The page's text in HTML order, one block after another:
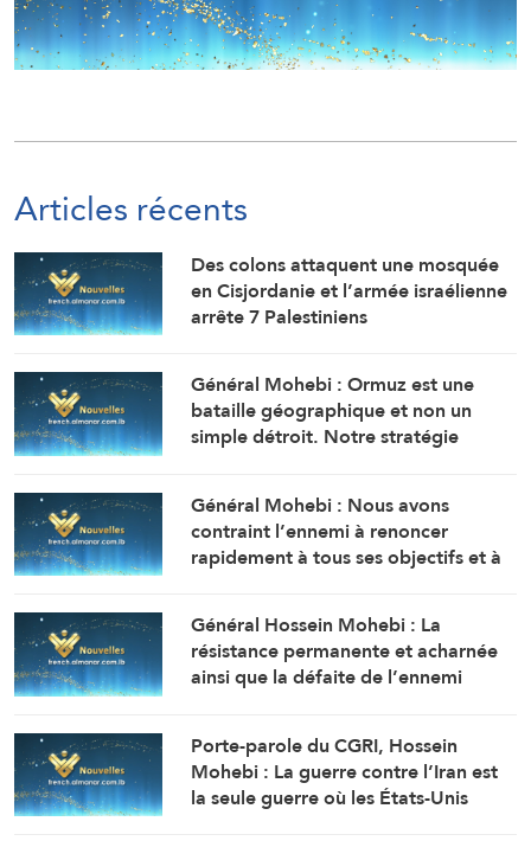
Articles récents
Des colons attaquent une mosquée
en Cisjordanie et l’armée israélienne
arrête 7 Palestiniens
Général Mohebi : Ormuz est une
bataille géographique et non un
simple détroit. Notre stratégie
contrôle jusqu’à ce que l’ennemi
accepte toutes nos conditions.
Général Mohebi : Nous avons
contraint l’ennemi à renoncer
rapidement à tous ses objectifs et à
d’Ormuz.
Général Hossein Mohebi : La
résistance permanente et acharnée
ainsi que la défaite de l’ennemi
et inébranlable.
Porte-parole du CGRI, Hossein
Mohebi : La guerre contre l’Iran est
la seule guerre où les États-Unis